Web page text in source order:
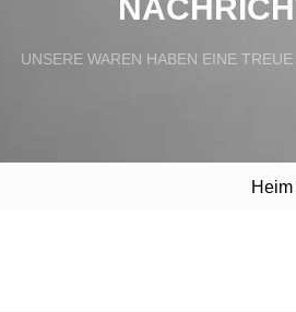
UNSERE WAREN HABEN EINE
Heim